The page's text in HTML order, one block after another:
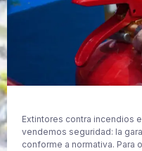
Extintores contra incendios
vendemos seguridad: la
conforme a normativa. Para